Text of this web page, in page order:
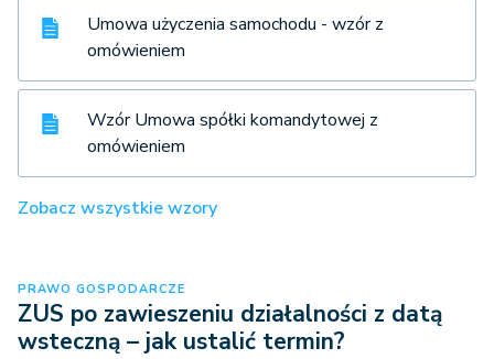
Umowa użyczenia samochodu - wzór z
omówieniem
Wzór Umowa spółki komandytowej z
omówieniem
Zobacz wszystkie wzory
PRAWO GOSPODARCZE
ZUS po zawieszeniu działalności z datą
wsteczną – jak ustalić termin?